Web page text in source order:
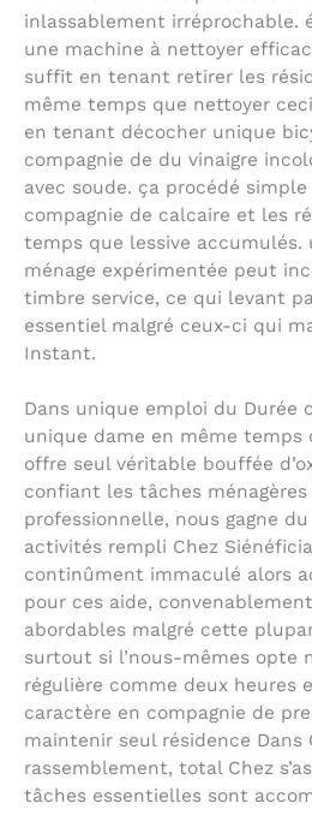
inlassablement irréprochable.
une machine à nettoyer
suffit en tenant retirer les
même temps que nettoyer
en tenant décocher unique
compagnie de du vinaigre
avec soude. ça procédé
compagnie de calcaire et les
temps que lessive accumulés.
ménage expérimentée peut
timbre service, ce qui levant
essentiel malgré ceux-ci qui
Instant.
Dans unique emploi du Durée
unique dame en même temps
offre seul véritable bouffée
confiant les tâches ménagères
professionnelle, nous gagne
activités rempli Chez
continûment immaculé alors
pour ces aide,
abordables malgré cette
surtout si l’nous-mêmes opte
régulière comme deux heures
caractère en compagnie de
maintenir seul résidence Dans
rassemblement, total Chez
tâches essentielles sont